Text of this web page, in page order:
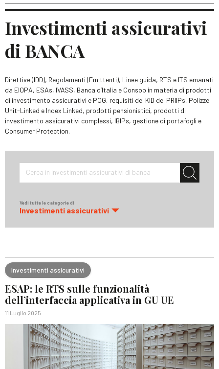
Investimenti assicurativi
di BANCA
Direttive (IDD), Regolamenti (Emittenti), Linee guida, RTS e ITS emanati
da EIOPA, ESAs, IVASS, Banca d’Italia e Consob in materia di prodotti
di investimento assicurativi e POG, requisiti dei KID dei PRIIPs, Polizze
Unit-Linked e Index Linked, prodotti pensionistici, prodotti di
investimento assicurativi complessi, IBIPs, gestione di portafogli e
Consumer Protection.
Cerca in Investimenti assicurativi di banca
Vedi tutte le categorie di
Investimenti assicurativi
Investimenti assicurativi
ESAP: le RTS sulle funzionalità
dell’interfaccia applicativa in GU UE
11 Luglio 2025